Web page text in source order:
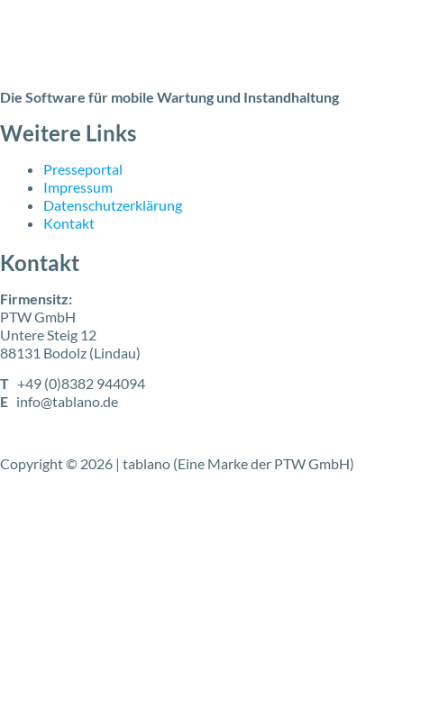
Die Software für mobile Wartung und Instandhaltung
Weitere Links
Presseportal
Impressum
Datenschutzerklärung
Kontakt
Kontakt
Firmensitz:
PTW GmbH
Untere Steig 12
88131 Bodolz (Lindau)
T +49 (0)8382 944094
E info@tablano.de
Copyright © 2026 | tablano (Eine Marke der PTW GmbH)